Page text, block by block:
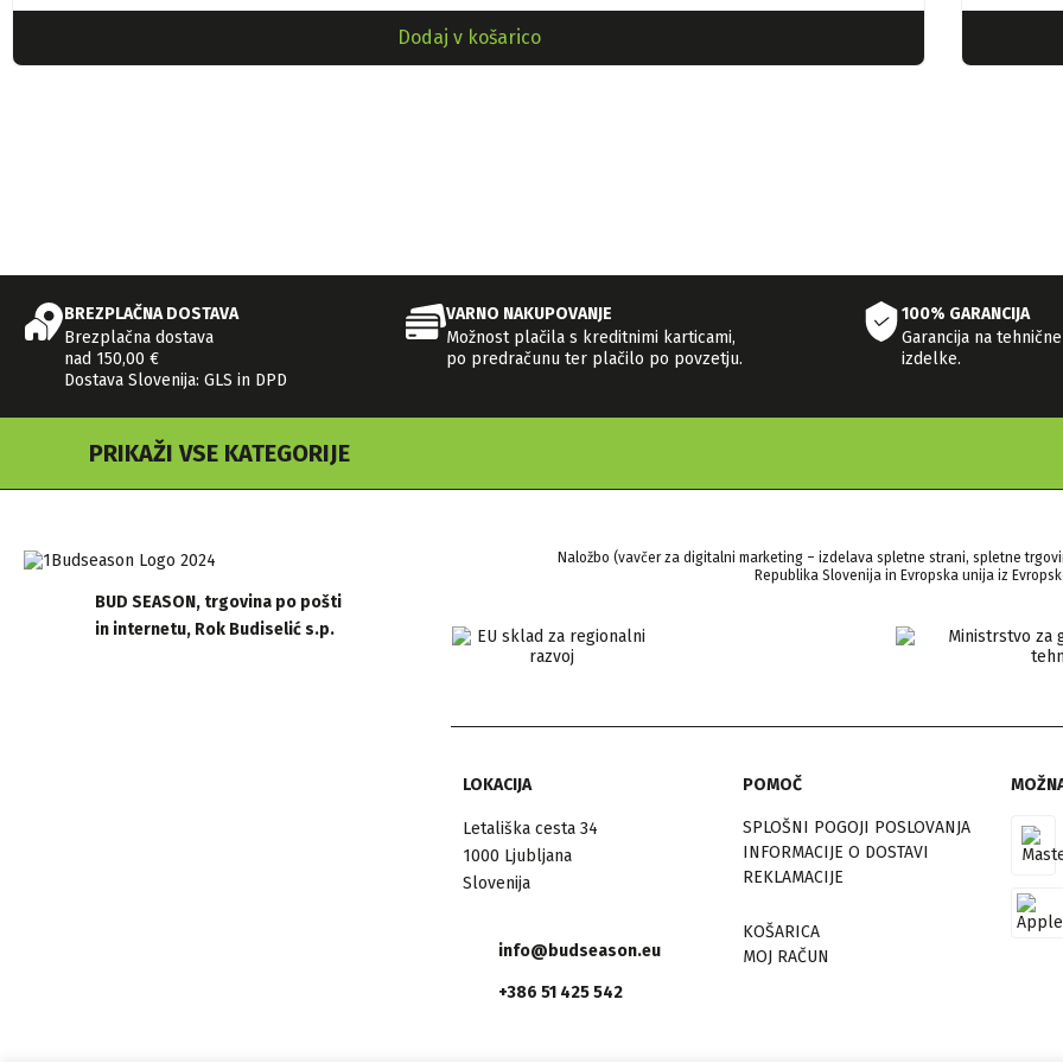
Dodaj v košarico
BREZPLAČNA DOSTAVA
Brezplačna dostava
nad 150,00 €
Dostava Slovenija: GLS in DPD
VARNO NAKUPOVANJE
Možnost plačila s kreditnimi karticami,
po predračunu ter plačilo po povzetju.
100% GARANCIJA
Garancija na tehnične
izdelke.
PRIKAŽI VSE KATEGORIJE
BUD SEASON, trgovina po pošti
in internetu, Rok Budiselić s.p.
Naložbo (vavčer za digitalni marketing – izdelava spletne strani, spletne
Republika Slovenija in Evropska unija iz
LOKACIJA
Letališka cesta 34
1000 Ljubljana
Slovenija
info@budseason.eu
+386 51 425 542
POMOČ
SPLOŠNI POGOJI POSLOVANJA
INFORMACIJE O DOSTAVI
REKLAMACIJE
KOŠARICA
MOJ RAČUN